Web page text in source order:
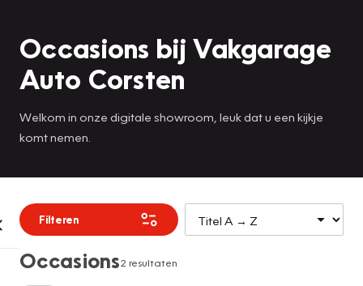
Occasions bij Vakgarage
Auto Corsten
Welkom in onze digitale showroom, leuk dat u een kijkje
komt nemen.
Filteren
Occasions2 resultaten